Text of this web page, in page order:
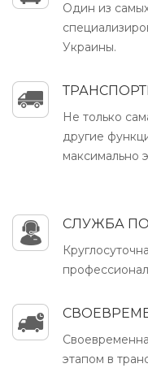
Один из
Украины.
Не только
другие
максимально
СЛУЖБА
этапом в